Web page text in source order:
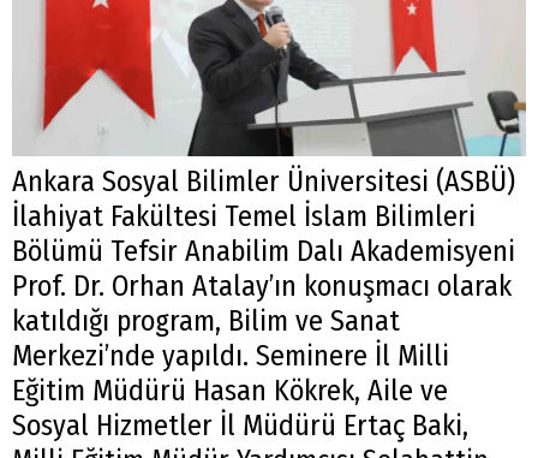
Ankara Sosyal Bilimler Üniversitesi (ASBÜ)
İlahiyat Fakültesi Temel İslam Bilimleri
Bölümü Tefsir Anabilim Dalı Akademisyeni
Prof. Dr. Orhan Atalay’ın konuşmacı olarak
katıldığı program, Bilim ve Sanat
Merkezi’nde yapıldı. Seminere İl Milli
Eğitim Müdürü Hasan Kökrek, Aile ve
Sosyal Hizmetler İl Müdürü Ertaç Baki,